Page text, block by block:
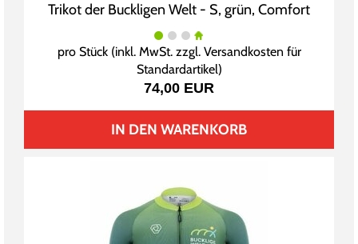
Trikot der Buckligen Welt - S, grün, Comfort
pro Stück (inkl. MwSt. zzgl. Versandkosten für
Standardartikel)
74,00 EUR
IN DEN WARENKORB